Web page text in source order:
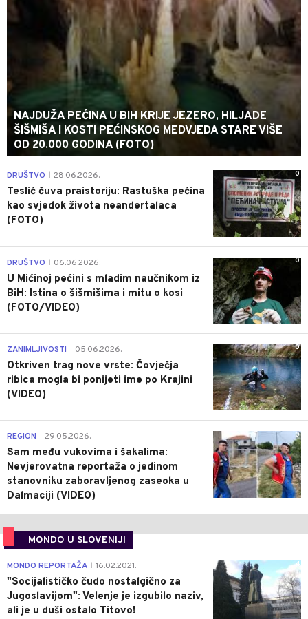
NAJDUŽA PEĆINA U BIH KRIJE JEZERO, HILJADE
ŠIŠMIŠA I KOSTI PEĆINSKOG MEDVJEDA STARE VIŠE
OD 20.000 GODINA (FOTO)
0
DRUŠTVO 28.06.2026.
Teslić čuva praistoriju: Rastuška pećina
kao svjedok života neandertalaca
(FOTO)
0
DRUŠTVO 06.06.2026.
U Mićinoj pećini s mladim naučnikom iz
BiH: Istina o šišmišima i mitu o kosi
(FOTO/VIDEO)
0
ZANIMLJIVOSTI 05.06.2026.
Otkriven trag nove vrste: Čovječja
ribica mogla bi ponijeti ime po Krajini
(VIDEO)
0
REGION 29.05.2026.
Sam među vukovima i šakalima:
Nevjerovatna reportaža o jedinom
stanovniku zaboravljenog zaseoka u
Dalmaciji (VIDEO)
MONDO U SLOVENIJI
4
MONDO REPORTAŽA 16.02.2021.
"Socijalističko čudo nostalgično za
Jugoslavijom": Velenje je izgubilo naziv,
ali je u duši ostalo Titovo!